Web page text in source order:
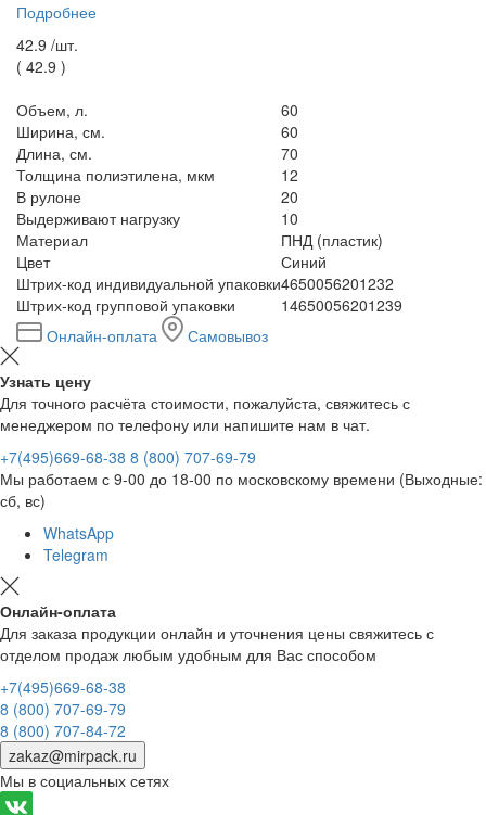
Подробнее
42.9 /шт.
( 42.9 )
Объем, л.
60
Ширина, см.
60
Длина, см.
70
Толщина полиэтилена, мкм
12
В рулоне
20
Выдерживают нагрузку
10
Материал
ПНД (пластик)
Цвет
Синий
Штрих-код индивидуальной упаковки4650056201232
Штрих-код групповой упаковки
14650056201239
Онлайн-оплата
Самовывоз
Узнать цену
Для точного расчёта стоимости, пожалуйста, свяжитесь с
менеджером по телефону или напишите нам в чат.
+7(495)669-68-38 8 (800) 707-69-79
Мы работаем с 9-00 до 18-00 по московскому времени (Выходные:
сб, вс)
WhatsApp
Telegram
Онлайн-оплата
Для заказа продукции онлайн и уточнения цены свяжитесь с
отделом продаж любым удобным для Вас способом
+7(495)669-68-38
8 (800) 707-69-79
8 (800) 707-84-72
zakaz@mirpack.ru
Мы в социальных сетях